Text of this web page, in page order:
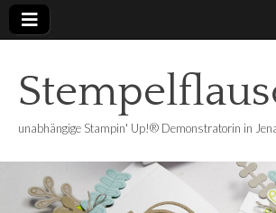
unabhängige Stampin' Up!® Demonstratorin in